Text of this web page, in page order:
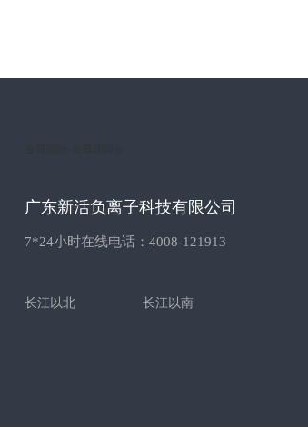
广东新活负离子科技有限公司
7*24小时在线电话：4008-121913
长江以北 长江以南